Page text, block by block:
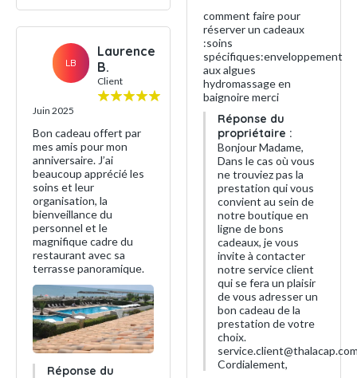
LB
Laurence
B.
Client
Juin 2025
Bon cadeau offert par
mes amis pour mon
anniversaire. J’ai
beaucoup apprécié les
soins et leur
organisation, la
bienveillance du
personnel et le
magnifique cadre du
restaurant avec sa
terrasse panoramique.
Réponse du
comment faire pour
réserver un cadeaux
:soins
spécifiques:enveloppement
aux algues
hydromassage en
baignoire merci
Réponse du
propriétaire :
Bonjour Madame,
Dans le cas où vous
ne trouviez pas la
prestation qui vous
convient au sein de
notre boutique en
ligne de bons
cadeaux, je vous
invite à contacter
notre service client
qui se fera un plaisir
de vous adresser un
bon cadeau de la
prestation de votre
choix.
Cordialement,